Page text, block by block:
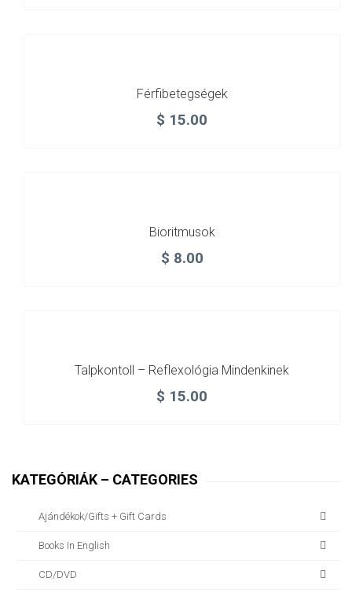
Férfibetegségek
$ 15.00
Bioritmusok
$ 8.00
Talpkontoll – Reflexológia Mindenkinek
$ 15.00
KATEGÓRIÁK – CATEGORIES
Ajándékok/gifts + Gift Cards
Books In English
CD/DVD